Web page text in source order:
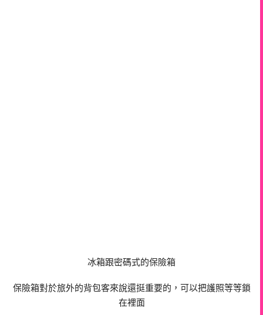
冰箱跟密碼式的保險箱
保險箱對於旅外的背包客來說還挺重要的，可以把護照等等鎖
在裡面